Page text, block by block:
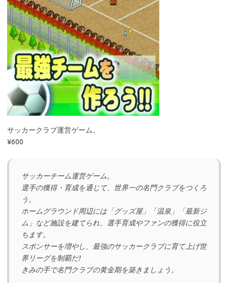
サッカークラブ運営ゲーム。
¥600
サッカーチーム運営ゲーム。
選手の獲得・育成を通じて、世界一の名門クラブをつくろ
う。
ホームグラウンド周辺には「グッズ屋」「温泉」「最新ジ
ム」など施設を建てられ、選手育成やファンの獲得に役立
ちます。
スポンサーを増やし、最強のサッカークラブに育て上げ世
界リーグを制覇だ!
きみの手で名門クラブの黄金期を築きましょう。